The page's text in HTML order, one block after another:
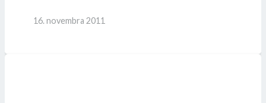
16. novembra 2011